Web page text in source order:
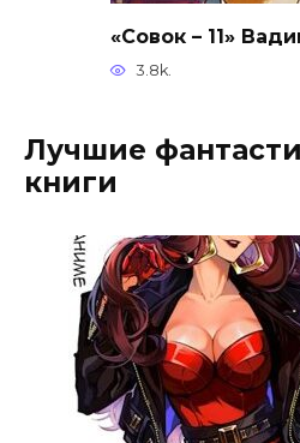
«Совок – 11»
3.8k.
Лучшие
книги